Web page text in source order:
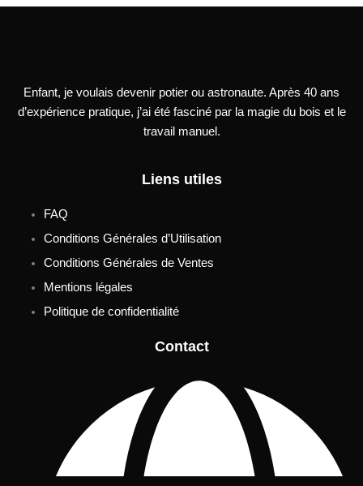
la
Enfant, je voulais devenir potier ou astronaute. Après 40 ans
d’expérience pratique, j’ai été fasciné par la magie du bois et le
travail manuel.
Liens utiles
FAQ
Conditions Générales d’Utilisation
Conditions Générales de Ventes
Mentions légales
Politique de confidentialité
Contact